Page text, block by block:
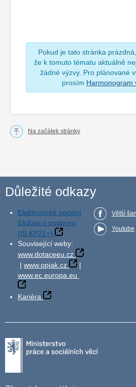
Pokud je tato stránka
že k tomuto tématu aktuálně
žádné výzvy. Pro plánované
prosím Harmonogram
Na začátek stránky
Důležité odkazy
Elektronické podání
žádosti o podporu
(IS KP21+)
Související weby:
www.dotaceeu.cz
| www.opjak.cz
|
www.ec.europa.eu
Kariéra
Větší
Youtube